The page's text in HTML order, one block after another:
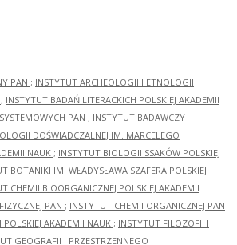
PAN ; INSTYTUT ARCHEOLOGII I ETNOLOGII
; INSTYTUT BADAŃ LITERACKICH POLSKIEJ AKADEMII
PAN ; INSTYTUT BADAWCZY
DOŚWIADCZALNEJ IM. MARCELEGO
NAUK ; INSTYTUT BIOLOGII SSAKÓW POLSKIEJ
BOTANIKI IM. WŁADYSŁAWA SZAFERA POLSKIEJ
CHEMII BIOORGANICZNEJ POLSKIEJ AKADEMII
PAN ; INSTYTUT CHEMII ORGANICZNEJ PAN
AKADEMII NAUK ; INSTYTUT FILOZOFII I
GEOGRAFII I PRZESTRZENNEGO